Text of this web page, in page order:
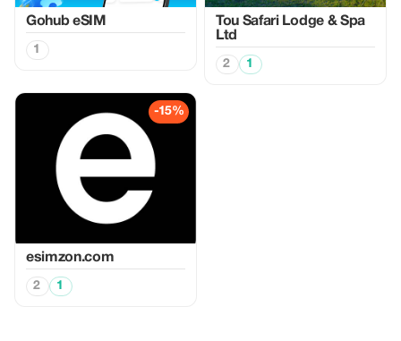
Gohub eSIM
1
Tou Safari Lodge & Spa
Ltd
2 1
-15%
esimzon.com
2 1